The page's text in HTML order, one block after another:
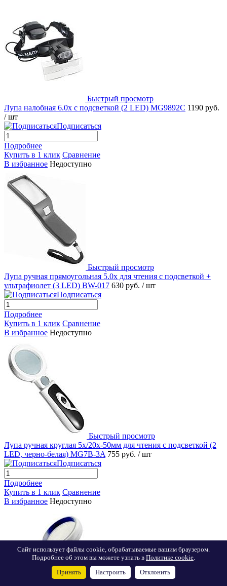
Быстрый просмотр
Лупа налобная 6.0x с подсветкой (2 LED) MG9892C 1190 руб.
/ шт
Подписаться
Подробнее
Купить в 1 клик Сравнение
В избранное Недоступно
Быстрый просмотр
Лупа ручная прямоугольная 5.0x для чтения с подсветкой +
ультрафиолет (3 LED) BW-017 630 руб. / шт
Подписаться
Подробнее
Купить в 1 клик Сравнение
В избранное Недоступно
Быстрый просмотр
Лупа ручная круглая 5х/20x-50мм для чтения с подсветкой (2
LED, черно-белая) MG7B-3A 755 руб. / шт
Подписаться
Подробнее
Купить в 1 клик Сравнение
В избранное Недоступно
Сайт использует файлы cookie, обрабатываемые вашим браузером.
Подробнее об этом вы можете узнать в Политике cookie.
Принять Настроить Отклонить